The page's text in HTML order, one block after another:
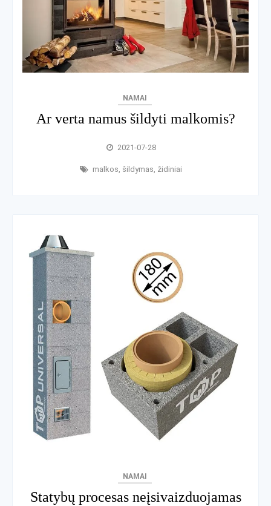
NAMAI
Ar verta namus šildyti malkomis?
2021-07-28
malkos, šildymas, židiniai
NAMAI
Statybų procesas neįsivaizduojamas